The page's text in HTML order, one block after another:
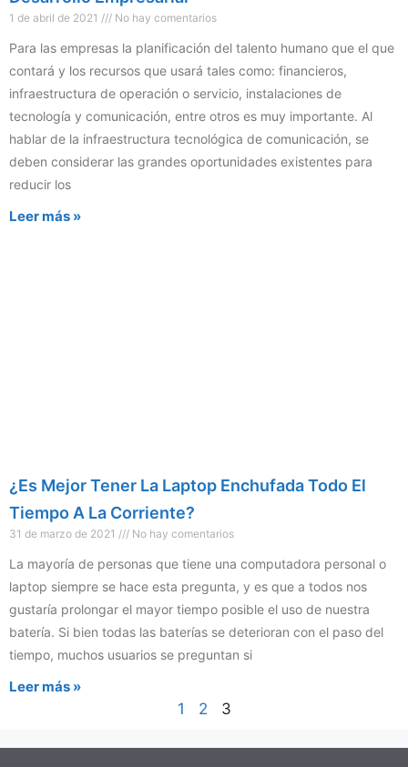
1 de abril de 2021 No hay comentarios
Para las empresas la planificación del talento humano que el que
contará y los recursos que usará tales como: financieros,
infraestructura de operación o servicio, instalaciones de
tecnología y comunicación, entre otros es muy importante. Al
hablar de la infraestructura tecnológica de comunicación, se
deben considerar las grandes oportunidades existentes para
reducir los
Leer más »
¿Es Mejor Tener La Laptop Enchufada Todo El
Tiempo A La Corriente?
31 de marzo de 2021 No hay comentarios
La mayoría de personas que tiene una computadora personal o
laptop siempre se hace esta pregunta, y es que a todos nos
gustaría prolongar el mayor tiempo posible el uso de nuestra
batería. Si bien todas las baterías se deterioran con el paso del
tiempo, muchos usuarios se preguntan si
Leer más »
1 2 3